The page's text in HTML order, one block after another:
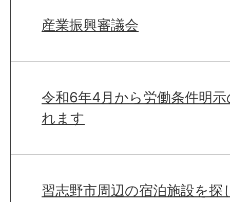
産業振興審議会
令和6年4月から労働条件明
れます
習志野市周辺の宿泊施設を探